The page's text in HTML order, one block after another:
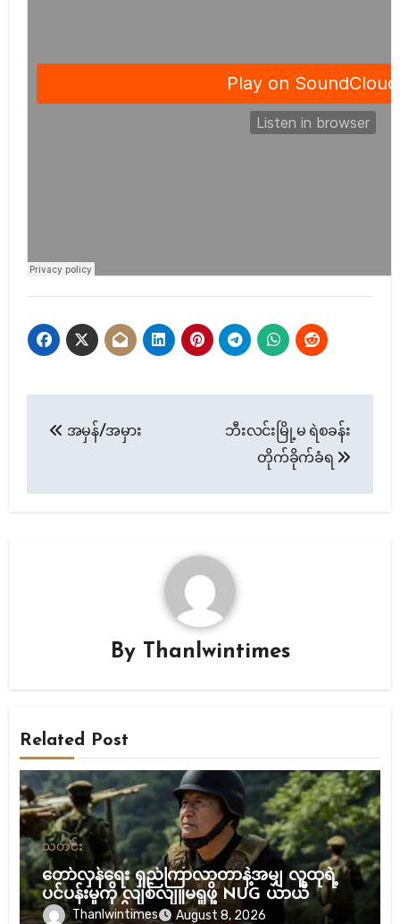
navigation
အမှန်/အမှား
ဘီးလင်းမြို့မ ရဲစခန်း
တိုက်ခိုက်ခံရ
By Thanlwintimes
Related Post
သတင်း
တော်လှန်ရေး ရှည်ကြာလာတာနဲ့အမျှ လူထုရဲ့
ပင်ပန်းမှုကို လျစ်လျူမရှုဖို့ NUG ယာယီ
သမ္မတ သတိပေး
Thanlwintimes August 8, 2026